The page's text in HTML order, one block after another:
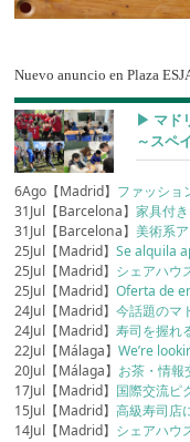
Nuevo anuncio en Plaza
▶︎ マド
～スペ
6Ago【Madrid】 ファッショ
31Jul【Barcelona】家具付
31Jul【Barcelona】美術系
25Jul【Madrid】Se alquila
25Jul【Madrid】 シェアハウ
25Jul【Madrid】Oferta de
24Jul【Madrid】今話題のマ
24Jul【Madrid】寿司を握れ
22Jul【Málaga】We’re
20Jul【Málaga】 お茶・情報
17Jul【Madrid】 国際交流ピ
15Jul【Madrid】高級寿司店
14Jul【Madrid】 シェアハウ